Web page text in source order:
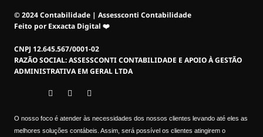
© 2024 Contabilidade | Assessconti Contabilidade
Feito por Exxacta Digital ❤️
CNPJ 12.645.567/0001-02
RAZÃO SOCIAL: ASSESSCONTI CONTABILIDADE E APOIO À GESTÃO
ADMINISTRATIVA EM GERAL LTDA
O nosso foco é atender às necessidades dos nossos clientes levando até eles as
melhores soluções contábeis. Assim, será possível os clientes atingirem o